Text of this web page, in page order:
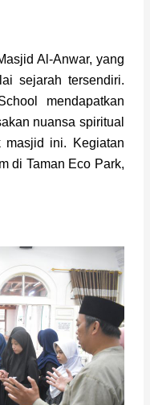
Al-Anwar, yang
sejarah tersendiri.
mendapatkan
nuansa spiritual
masjid ini. Kegiatan
di Taman Eco Park,